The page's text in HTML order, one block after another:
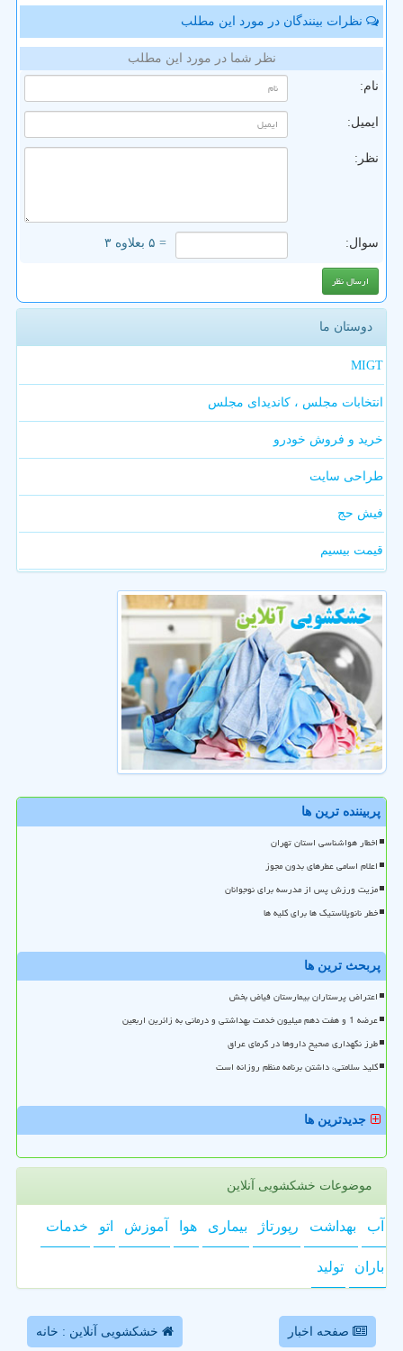
نظرات بینندگان در مورد این مطلب
نظر شما در مورد این مطلب
نام:
ایمیل:
نظر:
سوال: = ۵ بعلاوه ۳
دوستان ما
MIGT
انتخابات مجلس ، کاندیدای مجلس
خرید و فروش خودرو
طراحی سایت
فیش حج
قیمت بیسیم
پربیننده ترین ها
اخطار هواشناسی استان تهران
اعلام اسامی عطرهای بدون مجوز
مزیت ورزش پس از مدرسه برای نوجوانان
خطر نانوپلاستیک ها برای کلیه ها
پربحث ترین ها
اعتراض پرستاران بیمارستان فیاض بخش
عرضه 1 و هفت دهم میلیون خدمت بهداشتی و درمانی به زائرین اربعین
طرز نگهداری صحیح داروها در گرمای عراق
کلید سلامتی، داشتن برنامه منظم روزانه است
جدیدترین ها
موضوعات خشکشویی آنلاین
آب بهداشت رپورتاژ بیماری هوا آموزش اتو خدمات
باران تولید
صفحه اخبار خشکشویی آنلاین : خانه